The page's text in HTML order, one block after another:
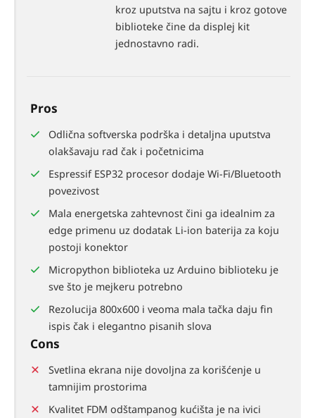
kroz uputstva na sajtu i kroz gotove
biblioteke čine da displej kit
jednostavno radi.
Pros
Odlična softverska podrška i detaljna uputstva
olakšavaju rad čak i početnicima
Espressif ESP32 procesor dodaje Wi-Fi/Bluetooth
povezivost
Mala energetska zahtevnost čini ga idealnim za
edge primenu uz dodatak Li-ion baterija za koju
postoji konektor
Micropython biblioteka uz Arduino biblioteku je
sve što je mejkeru potrebno
Rezolucija 800x600 i veoma mala tačka daju fin
ispis čak i elegantno pisanih slova
Cons
Svetlina ekrana nije dovoljna za korišćenje u
tamnijim prostorima
Kvalitet FDM odštampanog kućišta je na ivici